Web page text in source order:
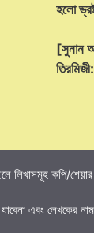
হলো
[সুনান
কপি/
এবং লেখকের